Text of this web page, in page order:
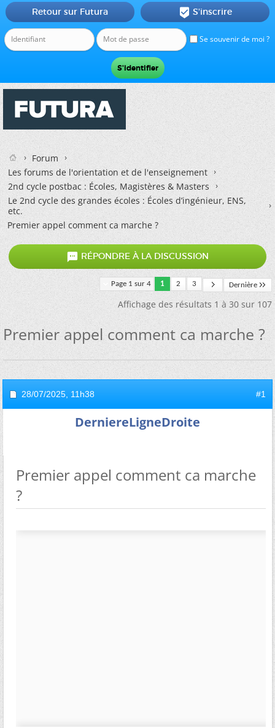
Se souvenir de moi ?
Retour sur Futura  S'inscrire
Forum
Les forums de l'orientation et de l'enseignement
2nd cycle postbac : Écoles, Magistères & Masters
Le 2nd cycle des grandes écoles : Écoles d’ingénieur, ENS,
etc.
Premier appel comment ca marche ?
 RÉPONDRE À LA DISCUSSION
Page 1 sur 4 1 2 3 Dernière
Affichage des résultats 1 à 30 sur 107
Premier appel comment ca marche ?
28/07/2025, 11h38 #1
DerniereLigneDroite
Premier appel comment ca marche
?